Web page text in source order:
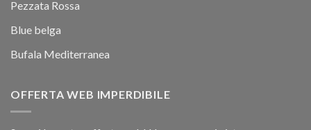
Pezzata Rossa
Blue belga
Bufala Mediterranea
OFFERTA WEB IMPERDIBILE